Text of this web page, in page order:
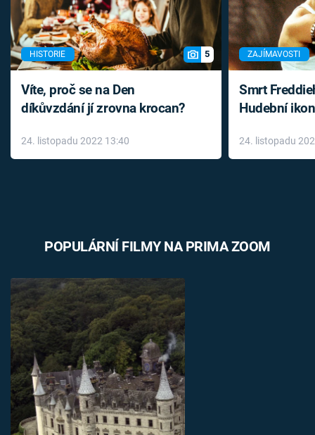
HISTORIE 5
Víte, proč se na Den
díkůvzdání jí zrovna krocan?
24. listopadu 2022 13:40
ZAJÍMAVOSTI
Smrt
Hudební
léky
24. listopadu
POPULÁRNÍ FILMY NA PRIMA ZOOM